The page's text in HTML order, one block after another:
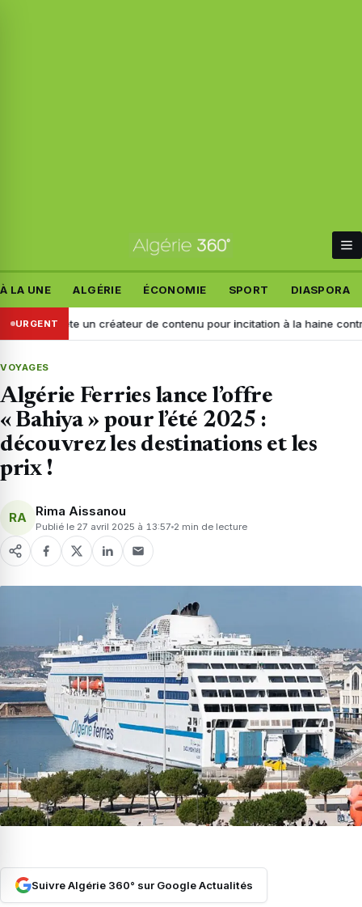
À LA UNE ALGÉRIE ÉCONOMIE SPORT DIASPORA
URGENT
arrête un créateur de contenu pour incitation à la haine contre les «
VOYAGES
Algérie Ferries lance l’offre
« Bahiya » pour l’été 2025 :
découvrez les destinations et les
prix !
RA Rima Aissanou
Publié le 27 avril 2025 à 13:57 2 min de lecture
Suivre Algérie 360° sur Google Actualités